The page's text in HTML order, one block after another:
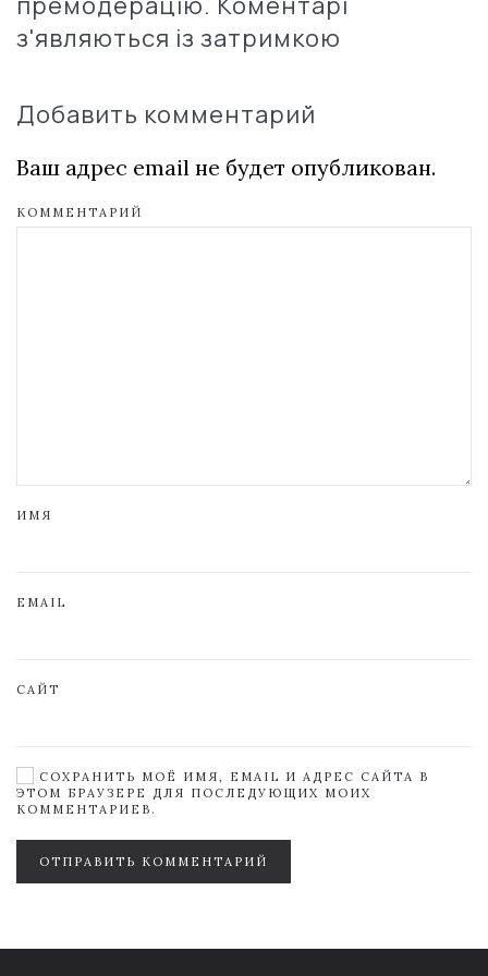
з'являються із затримкою
Добавить комментарий
Ваш адрес email не будет опубликован.
КОММЕНТАРИЙ
ИМЯ
EMAIL
САЙТ
СОХРАНИТЬ МОЁ ИМЯ, EMAIL И АДРЕС САЙТА В
ЭТОМ БРАУЗЕРЕ ДЛЯ ПОСЛЕДУЮЩИХ МОИХ
КОММЕНТАРИЕВ.
ОТПРАВИТЬ КОММЕНТАРИЙ